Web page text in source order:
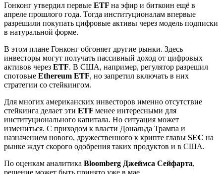
Гонконг утвердил первые ETF на эфир и биткоин ещё в
апреле прошлого года. Тогда институционалам впервые
разрешили покупать цифровые активы через модель подписки
в натуральной форме.
В этом плане Гонконг обгоняет другие рынки. Здесь
инвесторы могут получать пассивный доход от цифровых
активов через ETF. В США, например, регулятор разрешил
спотовые Ethereum ETF, но запретил включать в них
стратегии со стейкингом.
Для многих американских инвесторов именно отсутствие
стейкинга делает эти ETF менее интересными для
институционального капитала. Но ситуация может
измениться. С приходом к власти Дональда Трампа и
назначением нового, дружественного к крипте главы SEC на
рынке ждут скорого одобрения таких продуктов и в США.
По оценкам аналитика Bloomberg Джеймса Сейфарта,
решение может быть принято уже в мае.